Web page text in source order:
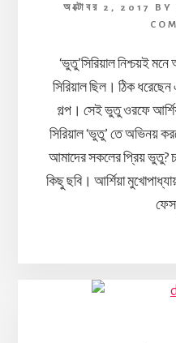
অক্টোবর 2, 2017 BY
‘ভুতু’সিরিয়াল নিশ্চয়ই
সিরিয়াল ছিল। ঠিক
গল্প। সেই ভুতু ওরফে আর্শিয়া
সিরিয়াল ‘ভুতু’ তে অভিনয়
আমাদের সকলের প্রিয় ভুতু?
কিছু ছবি। আর্শিয়া